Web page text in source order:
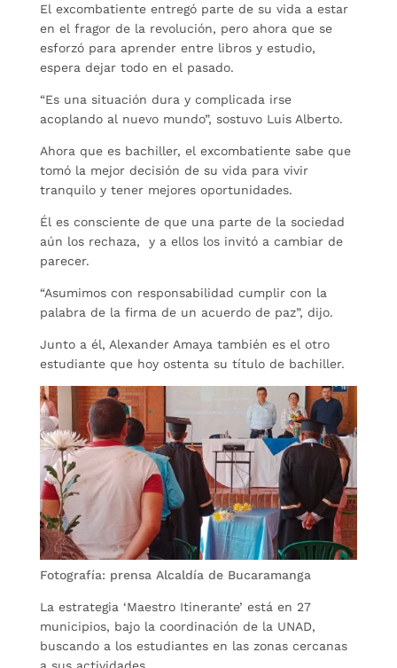
El excombatiente entregó parte de su vida a estar
en el fragor de la revolución, pero ahora que se
esforzó para aprender entre libros y estudio,
espera dejar todo en el pasado.
“Es una situación dura y complicada irse
acoplando al nuevo mundo”, sostuvo Luis Alberto.
Ahora que es bachiller, el excombatiente sabe que
tomó la mejor decisión de su vida para vivir
tranquilo y tener mejores oportunidades.
Él es consciente de que una parte de la sociedad
aún los rechaza, y a ellos los invitó a cambiar de
parecer.
“Asumimos con responsabilidad cumplir con la
palabra de la firma de un acuerdo de paz”, dijo.
Junto a él, Alexander Amaya también es el otro
estudiante que hoy ostenta su título de bachiller.
Fotografía: prensa Alcaldía de Bucaramanga
La estrategia ‘Maestro Itinerante’ está en 27
municipios, bajo la coordinación de la UNAD,
buscando a los estudiantes en las zonas cercanas